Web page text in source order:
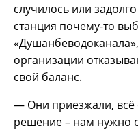
случилось или
станция почему-то
организации
свой баланс.
— Они приезжали, всё
решение – нам нужно